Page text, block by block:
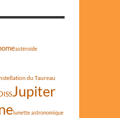
astéroïde
du Taureau
ISSJupiter
lunette astronomique